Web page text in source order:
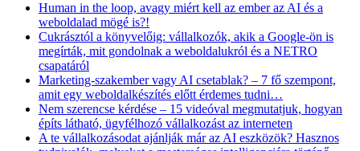
Human in the loop, avagy miért kell az ember az AI és a
weboldalad mögé is?!
Cukrásztól a könyvelőig: vállalkozók, akik a Google-ön is
megírták, mit gondolnak a weboldalukról és a NETRO
csapatáról
Marketing-szakember vagy AI csetablak? – 7 fő szempont,
amit egy weboldalkészítés előtt érdemes tudni…
Nem szerencse kérdése – 15 videóval megmutatjuk, hogyan
építs látható, ügyfélhozó vállalkozást az interneten
A te vállalkozásodat ajánlják már az AI eszközök? Hasznos